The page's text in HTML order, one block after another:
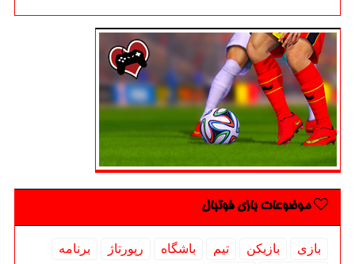
موضوعات بازی فوتبال
بازی بازیكن تیم باشگاه رپورتاژ
برنامه